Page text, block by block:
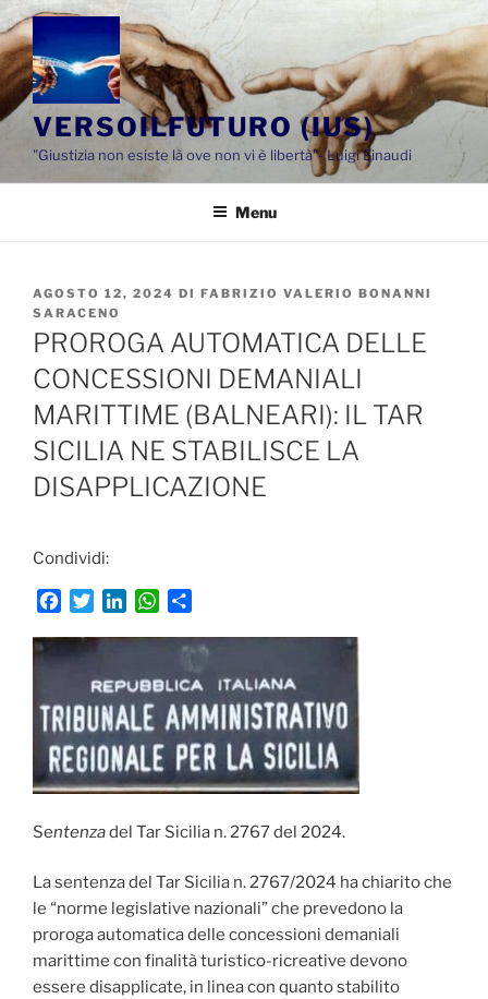
Salta
al
contenuto
VERSOILFUTURO (IUS)
"Giustizia non esiste là ove non vi è libertà"- Luigi Einaudi
Menu
PUBBLICATO
IL
AGOSTO 12, 2024 DI FABRIZIO VALERIO BONANNI
SARACENO
PROROGA AUTOMATICA DELLE
CONCESSIONI DEMANIALI
MARITTIME (BALNEARI): IL TAR
SICILIA NE STABILISCE LA
DISAPPLICAZIONE
Condividi:
c
o
o
k
i
t
e
r
e
d
I
n
W
s
A
p
p
n
d
i
v
i
d
i
Sentenzadel Tar Sicilia n. 2767 del 2024.
La sentenza del Tar Sicilia n. 2767/2024 ha chiarito che
le “norme legislative nazionali” che prevedono la
proroga automatica delle concessioni demaniali
marittime con finalità turistico-ricreative devono
essere disapplicate, in linea con quanto stabilito